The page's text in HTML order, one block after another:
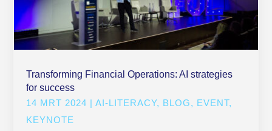
Transforming Financial Operations: AI strategies
for success
14 MRT 2024 |AI-LITERACY, BLOG, EVENT,
KEYNOTE